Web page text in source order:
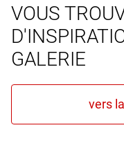
VOUS
GALERIE